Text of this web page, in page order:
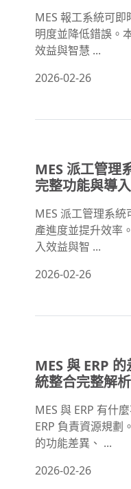
MES 報工系統可
明度並降低錯誤。
效益與智慧 ...
2026-02-26
MES 派工管理
完整功能與導
MES 派工管理系
產進度並提升效率
入效益與智 ...
2026-02-26
MES 與 ERP
統整合完整解析
MES 與 ERP 有什
ERP 負責資源規劃
的功能差異、 ...
2026-02-26